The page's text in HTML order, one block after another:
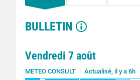
BULLETIN
Vendredi 7 août
METEO CONSULT Actualisé, il y a 6h